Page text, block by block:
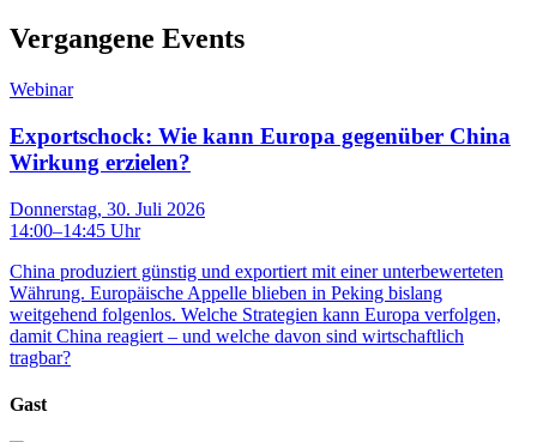
Vergangene Events
Webinar
Exportschock: Wie kann Europa gegenüber China
Wirkung erzielen?
Donnerstag, 30. Juli 2026
14:00–14:45 Uhr
China produziert günstig und exportiert mit einer unterbewerteten
Währung. Europäische Appelle blieben in Peking bislang
weitgehend folgenlos. Welche Strategien kann Europa verfolgen,
damit China reagiert – und welche davon sind wirtschaftlich
tragbar?
Gast